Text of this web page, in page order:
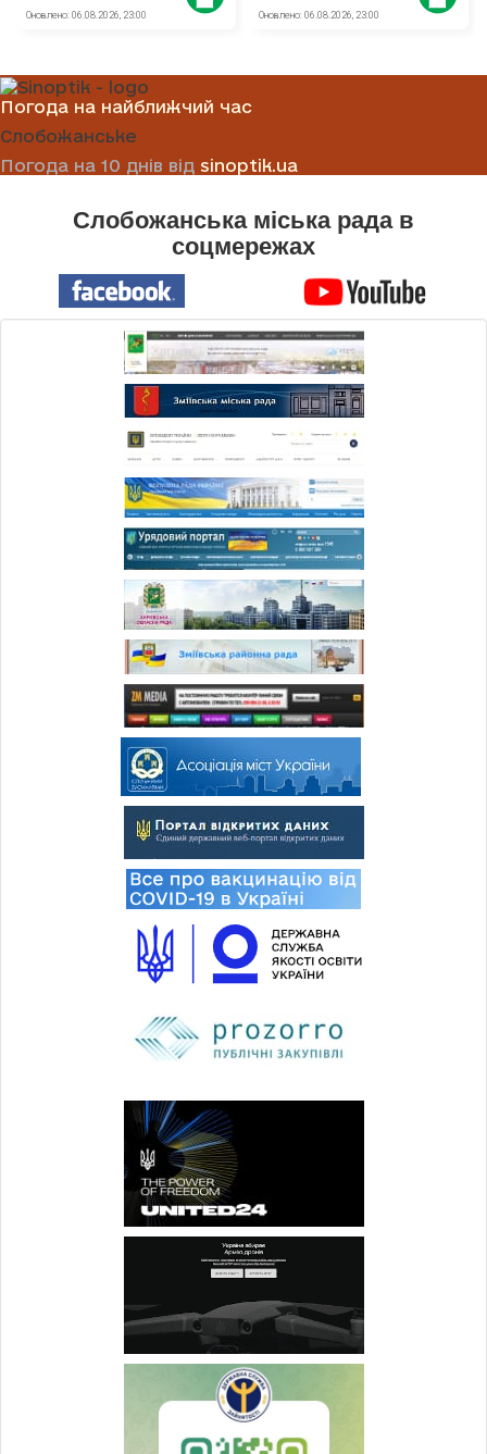
Погода на найближчий час
Слобожанське
Погода на 10 днів від sinoptik.ua
Слобожанська міська рада в
соцмережах